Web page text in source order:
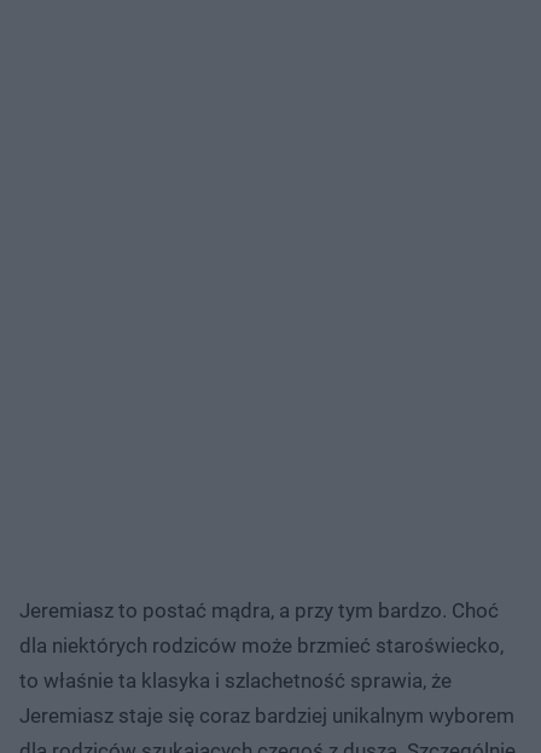
Jeremiasz to postać mądra, a przy tym bardzo. Choć
dla niektórych rodziców może brzmieć staroświecko,
to właśnie ta klasyka i szlachetność sprawia, że
Jeremiasz staje się coraz bardziej unikalnym wyborem